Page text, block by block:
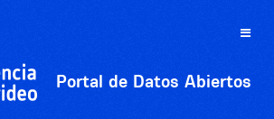
Toggle
Portal de Datos Abiertos